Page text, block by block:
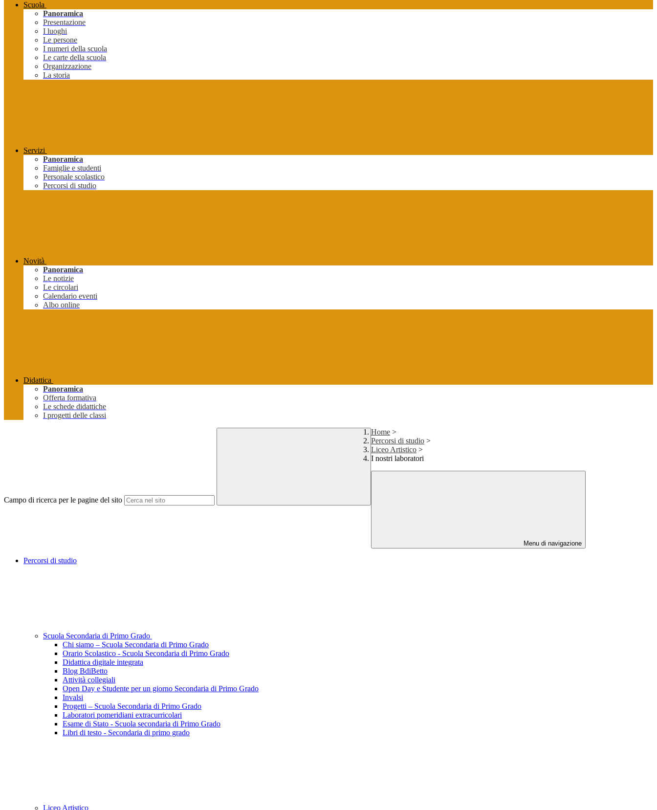
Scuola
Panoramica
Presentazione
I luoghi
Le persone
I numeri della scuola
Le carte della scuola
Organizzazione
La storia
Servizi
Panoramica
Famiglie e studenti
Personale scolastico
Percorsi di studio
Novità
Panoramica
Le notizie
Le circolari
Calendario eventi
Albo online
Didattica
Panoramica
Offerta formativa
Le schede didattiche
I progetti delle classi
Campo di ricerca per le pagine del sito
Home >
Percorsi di studio >
Liceo Artistico >
I nostri laboratori
Menu di navigazione
Percorsi di studio
Scuola Secondaria di Primo Grado
Chi siamo – Scuola Secondaria di Primo Grado
Orario Scolastico - Scuola Secondaria di Primo Grado
Didattica digitale integrata
Blog BdiBetto
Attività collegiali
Open Day e Studente per un giorno Secondaria di Primo Grado
Invalsi
Progetti – Scuola Secondaria di Primo Grado
Laboratori pomeridiani extracurricolari
Esame di Stato - Scuola secondaria di Primo Grado
Libri di testo - Secondaria di primo grado
Liceo Artistico